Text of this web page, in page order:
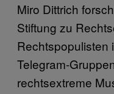
Miro Dittrich
Stiftung zu
Rechtspopulisten
Telegram-
rechtsextreme